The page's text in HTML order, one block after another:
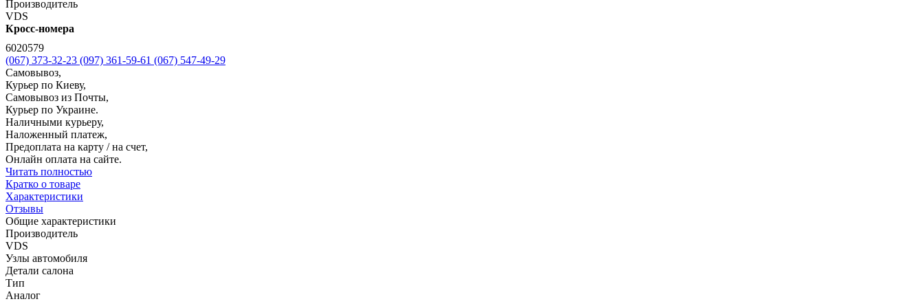
Производитель
VDS
Кросс-номера
6020579
(067) 373-32-23 (097) 361-59-61 (067) 547-49-29
Самовывоз,
Курьер по Киеву,
Самовывоз из Почты,
Курьер по Украине.
Наличными курьеру,
Наложенный платеж,
Предоплата на карту / на счет,
Онлайн оплата на сайте.
Читать полностью
Кратко о товаре
Характеристики
Отзывы
Общие характеристики
Производитель
VDS
Узлы автомобиля
Детали салона
Тип
Аналог